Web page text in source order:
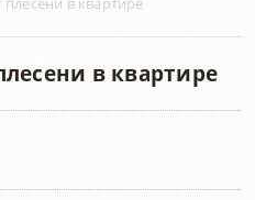
в квартире